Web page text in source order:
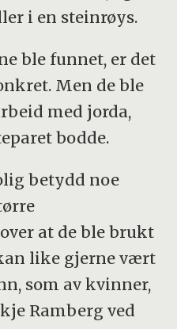
i en steinrøys.
ble funnet, er det
Men de ble
med jorda,
bodde.
betydd noe
at de ble brukt
like gjerne vært
som av kvinner,
Ramberg ved